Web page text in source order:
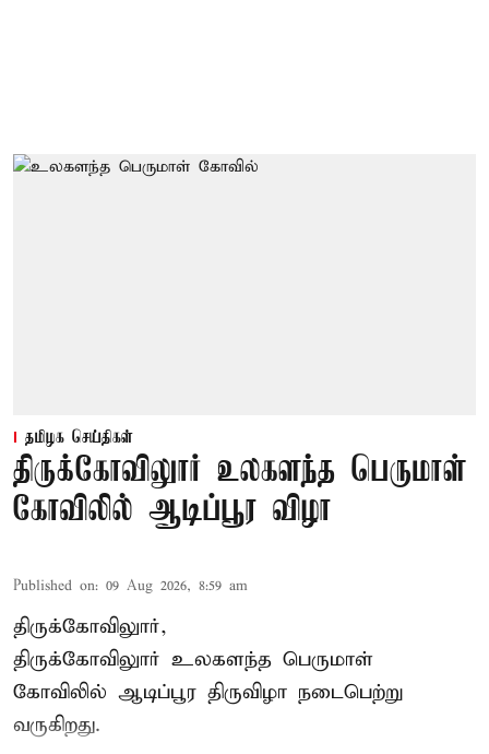
தமிழக செய்திகள்
திருக்கோவிலுார் உலகளந்த பெருமாள்
கோவிலில் ஆடிப்பூர விழா
Published on: 09 Aug 2026, 8:59 am
திருக்கோவிலுார்,
திருக்கோவிலுார் உலகளந்த பெருமாள்
கோவிலில் ஆடிப்பூர திருவிழா நடைபெற்று
வருகிறது.